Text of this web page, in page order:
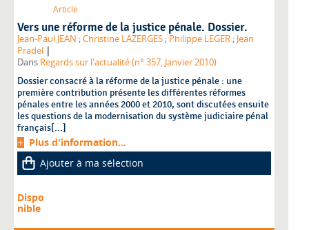
Article
Vers une réforme de la justice pénale. Dossier.
Jean-Paul JEAN ;Christine LAZERGES ; Philippe LEGER ; Jean
Pradel |
Dans Regards sur l'actualité (n° 357, Janvier 2010)
Dossier consacré à la réforme de la justice pénale : une
première contribution présente les différentes réformes
pénales entre les années 2000 et 2010, sont discutées ensuite
les questions de la modernisation du système judiciaire pénal
français[...]
Plus d'information...
Ajouter à ma sélection
Dispo
nible